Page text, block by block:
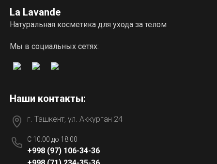
La Lavande
Натуральная косметика для ухода за телом
Мы в социальных сетях:
Наши контакты:
г. Ташкент, ул. Аккурган 24
C 10:00 до 18:00
+998 (97) 106-34-36